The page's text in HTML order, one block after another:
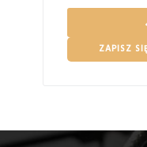
ZAPISZ